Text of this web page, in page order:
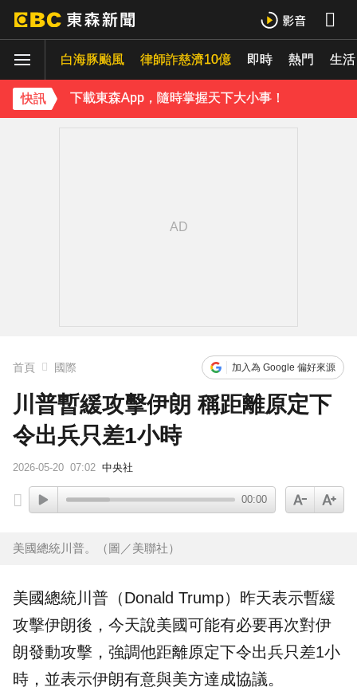
白海豚颱風 律師詐慈濟10億 即時 熱門 生活
快訊 下載東森App，隨時掌握天下大小事！
首頁 國際 加入為 Google 偏好來源
川普暫緩攻擊伊朗 稱距離原定下
令出兵只差1小時
2026-05-20 07:02 中央社
00:00
美國總統川普。（圖／美聯社）
美國總統川普 （Donald Trump）昨天表示暫緩
攻擊伊朗後，今天說美國可能有必要再次對伊
朗發動攻擊，強調他距離原定下令出兵只差1小
時，並表示伊朗有意與美方達成協議。